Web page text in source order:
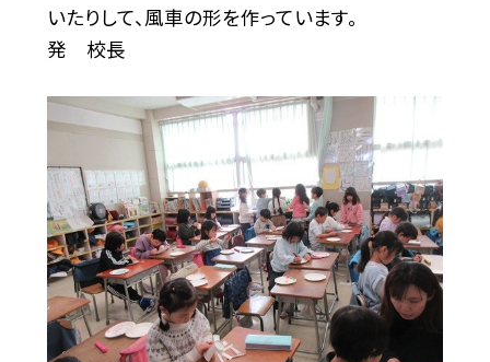
いたりして、風車の形を作っています。
発 校長